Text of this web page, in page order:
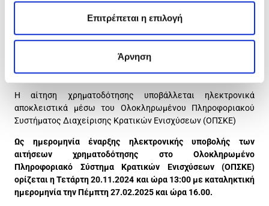
Επιτρέπεται η επιλογή
Άρνηση
ανάπτυξης (βιομηχανική έρευνα, πειραματική
ανάπτυξη), κάθε ενότητας εργασίας του έργου και
Η αίτηση χρηματοδότησης υποβάλλεται ηλεκτρονικά
αποκλειστικά μέσω του Ολοκληρωμένου Πληροφοριακού
Συστήματος Διαχείρισης Κρατικών Ενισχύσεων (OΠΣΚΕ)
Ως ημερομηνία έναρξης ηλεκτρονικής υποβολής των
αιτήσεων χρηματοδότησης στο Ολοκληρωμένο
Πληροφοριακό Σύστημα Κρατικών Ενισχύσεων (ΟΠΣΚΕ)
ορίζεται η Τετάρτη 20.11.2024 και ώρα 13:00 με καταληκτική
ημερομηνία την Πέμπτη 27.02.2025 και ώρα 16.00.